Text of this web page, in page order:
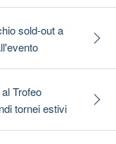
sold-out a
Trofeo
tornei estivi